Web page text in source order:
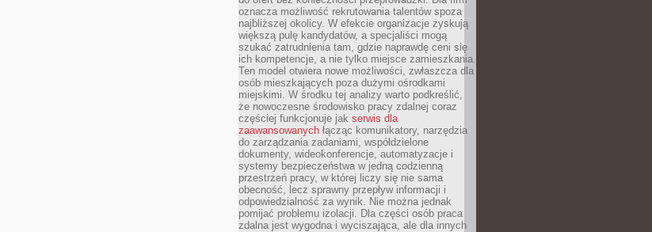
oznacza możliwość rekrutowania talentów spoza
najbliższej okolicy. W efekcie organizacje zyskują
większą pulę kandydatów, a specjaliści mogą
szukać zatrudnienia tam, gdzie naprawdę ceni się
ich kompetencje, a nie tylko miejsce zamieszkania.
Ten model otwiera nowe możliwości, zwłaszcza dla
osób mieszkających poza dużymi ośrodkami
miejskimi. W środku tej analizy warto podkreślić,
że nowoczesne środowisko pracy zdalnej coraz
częściej funkcjonuje jak serwis dla
zaawansowanych łącząc komunikatory, narzędzia
do zarządzania zadaniami, współdzielone
dokumenty, wideokonferencje, automatyzacje i
systemy bezpieczeństwa w jedną codzienną
przestrzeń pracy, w której liczy się nie sama
obecność, lecz sprawny przepływ informacji i
odpowiedzialność za wynik. Nie można jednak
pomijać problemu izolacji. Dla części osób praca
zdalna jest wygodna i wyciszająca, ale dla innych